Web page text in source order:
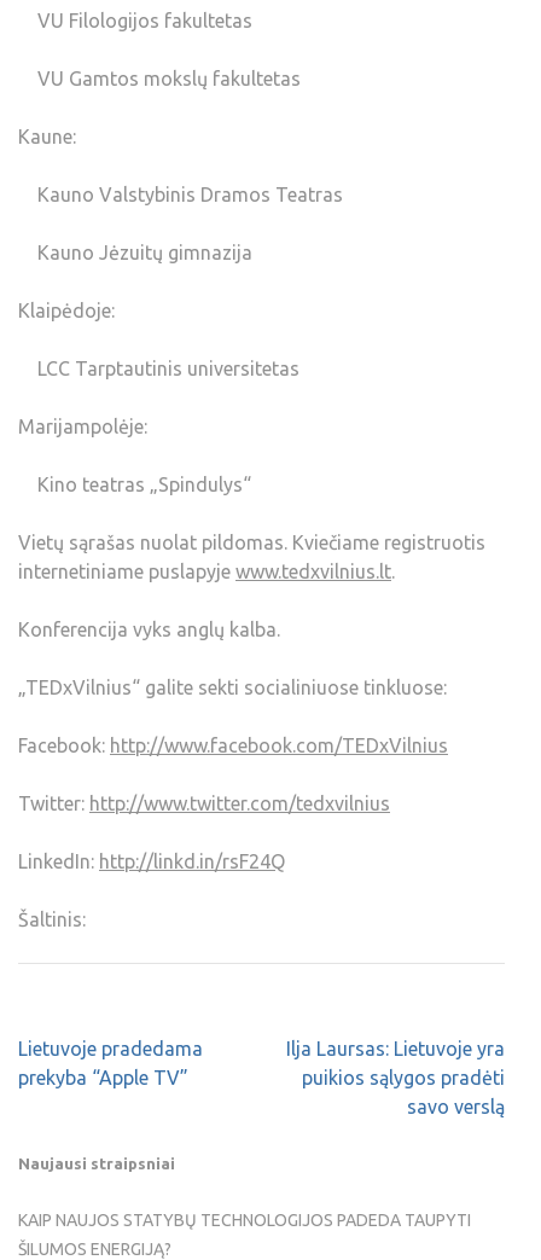
VU Filologijos fakultetas
VU Gamtos mokslų fakultetas
Kaune:
Kauno Valstybinis Dramos Teatras
Kauno Jėzuitų gimnazija
Klaipėdoje:
LCC Tarptautinis universitetas
Marijampolėje:
Kino teatras „Spindulys“
Vietų sąrašas nuolat pildomas. Kviečiame registruotis
internetiniame puslapyje www.tedxvilnius.lt.
Konferencija vyks anglų kalba.
„TEDxVilnius“ galite sekti socialiniuose tinkluose:
Facebook: http://www.facebook.com/TEDxVilnius
Twitter: http://www.twitter.com/tedxvilnius
LinkedIn: http://linkd.in/rsF24Q
Šaltinis:
Lietuvoje pradedama
prekyba “Apple TV”
Ilja Laursas: Lietuvoje yra
puikios sąlygos pradėti
savo verslą
Naujausi straipsniai
KAIP NAUJOS STATYBŲ TECHNOLOGIJOS PADEDA TAUPYTI
ŠILUMOS ENERGIJĄ?